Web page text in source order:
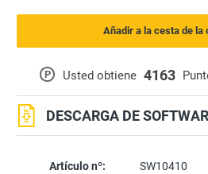
Artículo nº:
SW10410
P Usted obtiene 4163
DESCARGA DE
Añadir a la cesta de la